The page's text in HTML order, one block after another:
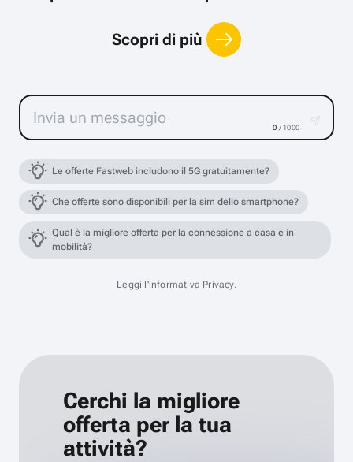
Scopri di più
0 / 1000
Le offerte Fastweb includono il 5G gratuitamente?
Che offerte sono disponibili per la sim dello smartphone?
Qual è la migliore offerta per la connessione a casa e in
mobilità?
Leggi l'informativa Privacy.
Cerchi la migliore
offerta per la tua
attività?